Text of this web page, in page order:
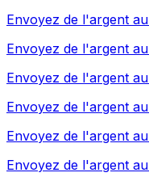
Envoyez de l'argent au
Envoyez de l'argent au
Envoyez de l'argent au
Envoyez de l'argent au
Envoyez de l'argent au
Envoyez de l'argent au